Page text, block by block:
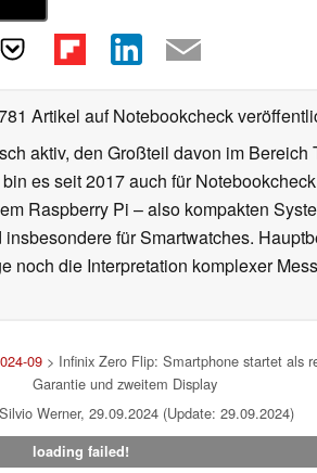
Artikel auf Notebookcheck
aktiv, den Großteil davon im
es seit 2017 auch für
Raspberry Pi – also kompakten
für Smartwatches.
die Interpretation komplexer
09 > Infinix Zero Flip: Smartphone startet als
Garantie und zweitem Display
Werner, 29.09.2024 (Update: 29.09.2024)
loading failed!